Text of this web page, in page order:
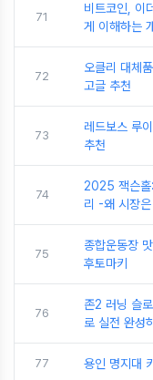
71
비트코인, 이
게 이해하는
72
오클리 대체
고글 추천
73
레드보스 루
추천
74
2025 잭슨홀
리 -왜 시장
75
종합운동장
후토마키
76
존2 러닝 슬
로 실전 완성
77 용인 명지대